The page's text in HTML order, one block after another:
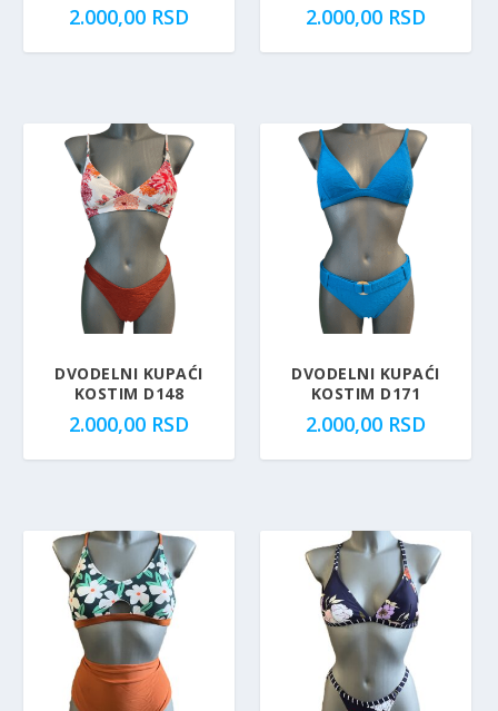
2.000,00 RSD 2.000,00 RSD
DVODELNI KUPAĆI
KOSTIM D148
2.000,00 RSD
DVODELNI KUPAĆI
KOSTIM D171
2.000,00 RSD